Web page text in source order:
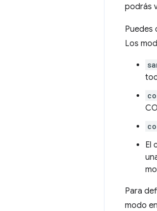
podrás
Puedes
Los
El
Para
modo